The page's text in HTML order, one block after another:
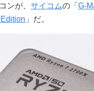
ンが、 サイコムの「 G-
」だ。